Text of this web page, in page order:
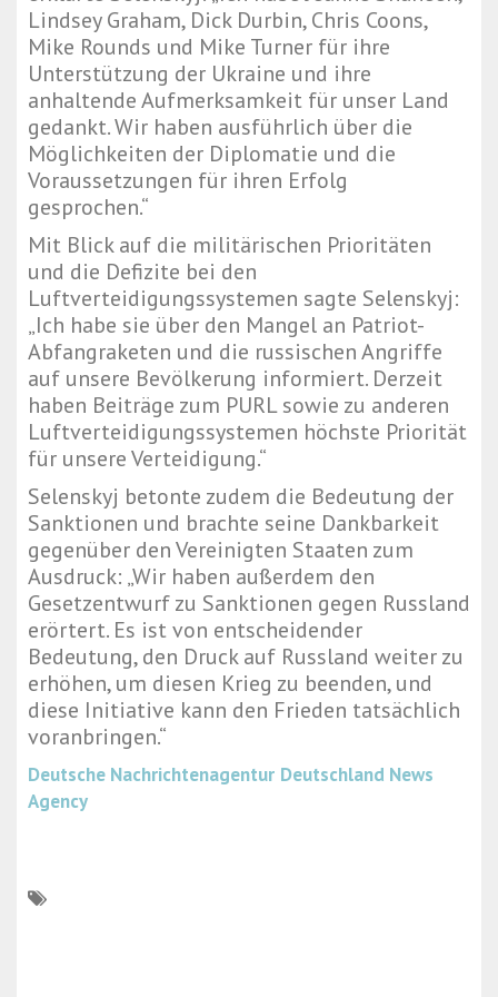
Lindsey Graham, Dick Durbin, Chris Coons,
Mike Rounds und Mike Turner für ihre
Unterstützung der Ukraine und ihre
anhaltende Aufmerksamkeit für unser Land
gedankt. Wir haben ausführlich über die
Möglichkeiten der Diplomatie und die
Voraussetzungen für ihren Erfolg
gesprochen.“
Mit Blick auf die militärischen Prioritäten
und die Defizite bei den
Luftverteidigungssystemen sagte Selenskyj:
„Ich habe sie über den Mangel an Patriot-
Abfangraketen und die russischen Angriffe
auf unsere Bevölkerung informiert. Derzeit
haben Beiträge zum PURL sowie zu anderen
Luftverteidigungssystemen höchste Priorität
für unsere Verteidigung.“
Selenskyj betonte zudem die Bedeutung der
Sanktionen und brachte seine Dankbarkeit
gegenüber den Vereinigten Staaten zum
Ausdruck: „Wir haben außerdem den
Gesetzentwurf zu Sanktionen gegen Russland
erörtert. Es ist von entscheidender
Bedeutung, den Druck auf Russland weiter zu
erhöhen, um diesen Krieg zu beenden, und
diese Initiative kann den Frieden tatsächlich
voranbringen.“
Deutsche Nachrichtenagentur Deutschland News
Agency